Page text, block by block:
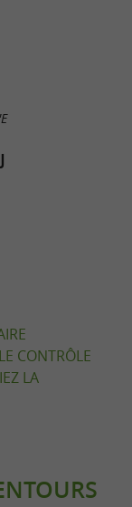
CONTRÔLE
LA